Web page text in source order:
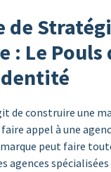
de
: Le Pouls
de construire une
appel à une
peut faire
agences